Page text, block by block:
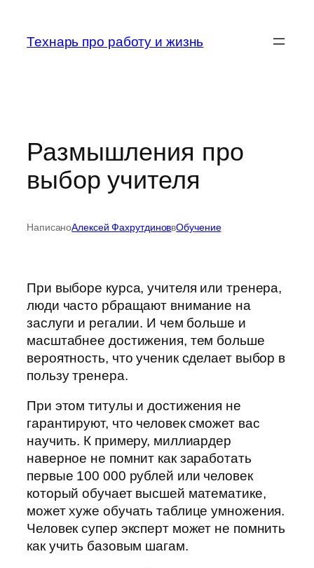
содержимому
Технарь про работу и жизнь
Размышления про
выбор учителя
НаписаноАлексей ФахрутдиноввОбучение
При выборе курса, учителя или тренера,
люди часто рбращают внимание на
заслуги и регалии. И чем больше и
масштабнее достижения, тем больше
вероятность, что ученик сделает выбор в
пользу тренера.
При этом титулы и достижения не
гарантируют, что человек сможет вас
научить. К примеру, миллиардер
наверное не помнит как заработать
первые 100 000 рублей или человек
который обучает высшей математике,
может хуже обучать таблице умножения.
Человек супер эксперт может не помнить
как учить базовым шагам.